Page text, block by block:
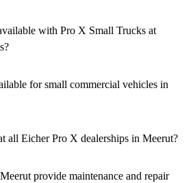
showroom in Meerut.
with Pro X Small Trucks at
tailored for various applications at
in Meerut.
for small commercial vehicles in
used small commercial models in
all Eicher Pro X dealerships in Meerut?
in Meerut.
provide maintenance and repair